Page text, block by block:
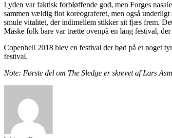
Lyden var faktisk forbløffende god, men Forges
sammen vældig flot koreograferet, men også
smule vitalitet, der indimellem stikker sit fjæs frem.
Måske folk bare var trætte ovenpå en lang festival,
Copenhell 2018 blev en festival der bød på et noget
festival.
Note: Første del om The Sledge er skrevet af Lars